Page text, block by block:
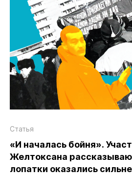
Статья
«И началась бойня».
Желтоксана
лопатки оказались